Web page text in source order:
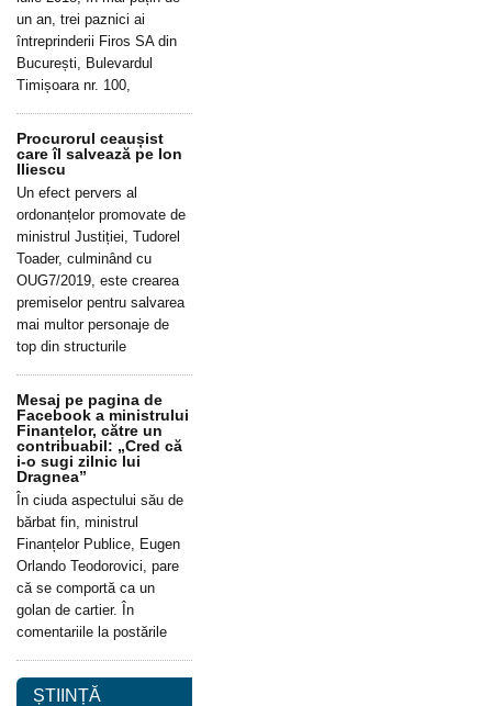
un an, trei paznici ai
întreprinderii Firos SA din
București, Bulevardul
Timișoara nr. 100,
Procurorul ceaușist
care îl salvează pe Ion
Iliescu
Un efect pervers al
ordonanțelor promovate de
ministrul Justiției, Tudorel
Toader, culminând cu
OUG7/2019, este crearea
premiselor pentru salvarea
mai multor personaje de
top din structurile
Mesaj pe pagina de
Facebook a ministrului
Finanțelor, către un
contribuabil: „Cred că
i-o sugi zilnic lui
Dragnea”
În ciuda aspectului său de
bărbat fin, ministrul
Finanțelor Publice, Eugen
Orlando Teodorovici, pare
că se comportă ca un
golan de cartier. În
comentariile la postările
ȘTIINȚĂ